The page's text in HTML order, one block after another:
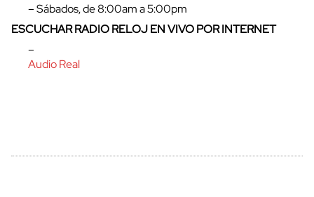
– Sábados, de 8:00am a 5:00pm
ESCUCHAR RADIO RELOJ EN VIVO POR INTERNET
–
Audio Real